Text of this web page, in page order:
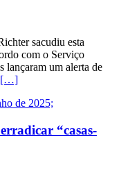
sacudiu esta
com o Serviço
lançaram um alerta de
[…]
“casas-